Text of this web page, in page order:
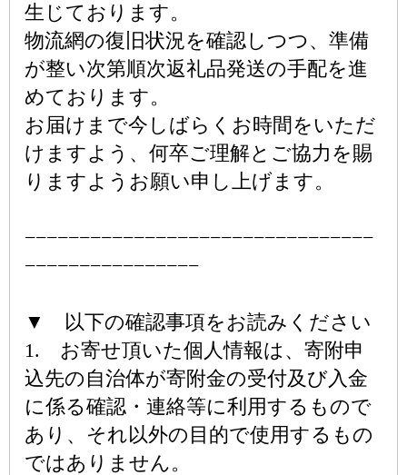
生じております。
物流網の復旧状況を確認しつつ、準備
が整い次第順次返礼品発送の手配を進
めております。
お届けまで今しばらくお時間をいただ
けますよう、何卒ご理解とご協力を賜
りますようお願い申し上げます。
−−−−−−−−−−−−−−−−−−−−−−−−−−−−−−−−
−−−−−−−−−−−−−−−−
▼ 以下の確認事項をお読みください
1. お寄せ頂いた個人情報は、寄附申
込先の自治体が寄附金の受付及び入金
に係る確認・連絡等に利用するもので
あり、それ以外の目的で使用するもの
ではありません。